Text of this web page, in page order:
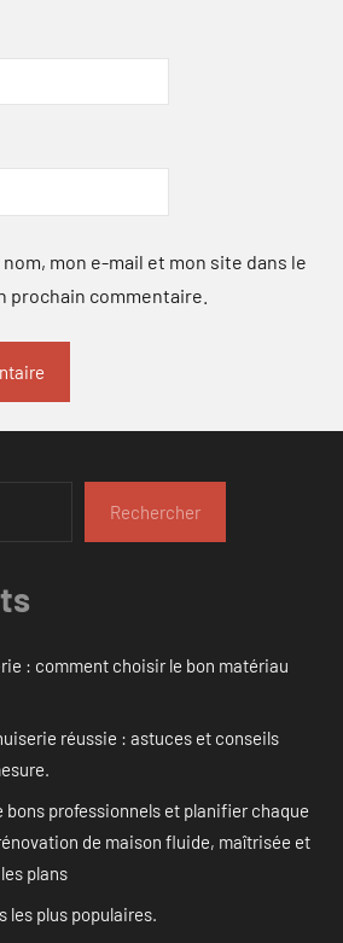
mon e-mail et mon site dans le
prochain commentaire.
Rechercher
: comment choisir le bon matériau
réussie : astuces et conseils
bons professionnels et planifier chaque
de maison fluide, maîtrisée et
plans
les plus populaires.